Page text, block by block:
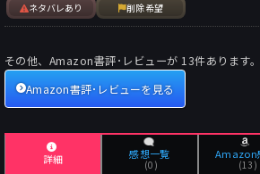
ネタバレあり 削除希望
その他、Amazon書評･レビューが13件あります。
Amazon書評･レビューを見る
詳細 感想一覧
(0)
Amazon
(13)